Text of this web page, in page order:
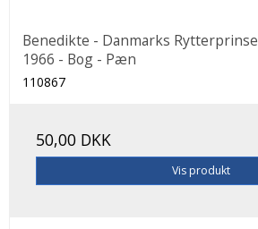
Benedikte - Danmarks
1966 - Bog - Pæn
110867
50,00 DKK
Vis produkt